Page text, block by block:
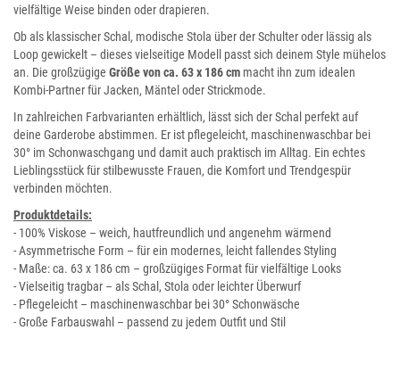
vielfältige Weise binden oder drapieren.
Ob als klassischer Schal, modische Stola über der Schulter oder lässig als
Loop gewickelt – dieses vielseitige Modell passt sich deinem Style mühelos
an. Die großzügige Größe von ca. 63 x 186 cm macht ihn zum idealen
Kombi-Partner für Jacken, Mäntel oder Strickmode.
In zahlreichen Farbvarianten erhältlich, lässt sich der Schal perfekt auf
deine Garderobe abstimmen. Er ist pflegeleicht, maschinenwaschbar bei
30° im Schonwaschgang und damit auch praktisch im Alltag. Ein echtes
Lieblingsstück für stilbewusste Frauen, die Komfort und Trendgespür
verbinden möchten.
Produktdetails:
- 100% Viskose – weich, hautfreundlich und angenehm wärmend
- Asymmetrische Form – für ein modernes, leicht fallendes Styling
- Maße: ca. 63 x 186 cm – großzügiges Format für vielfältige Looks
- Vielseitig tragbar – als Schal, Stola oder leichter Überwurf
- Pflegeleicht – maschinenwaschbar bei 30° Schonwäsche
- Große Farbauswahl – passend zu jedem Outfit und Stil